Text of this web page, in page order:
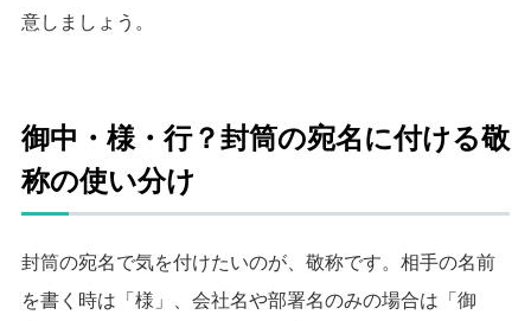
意しましょう。
御中・様・行？封筒の宛名に付ける敬
称の使い分け
封筒の宛名で気を付けたいのが、敬称です。 相手の名前
を書く時は「様」、会社名や部署名のみの場合は「御